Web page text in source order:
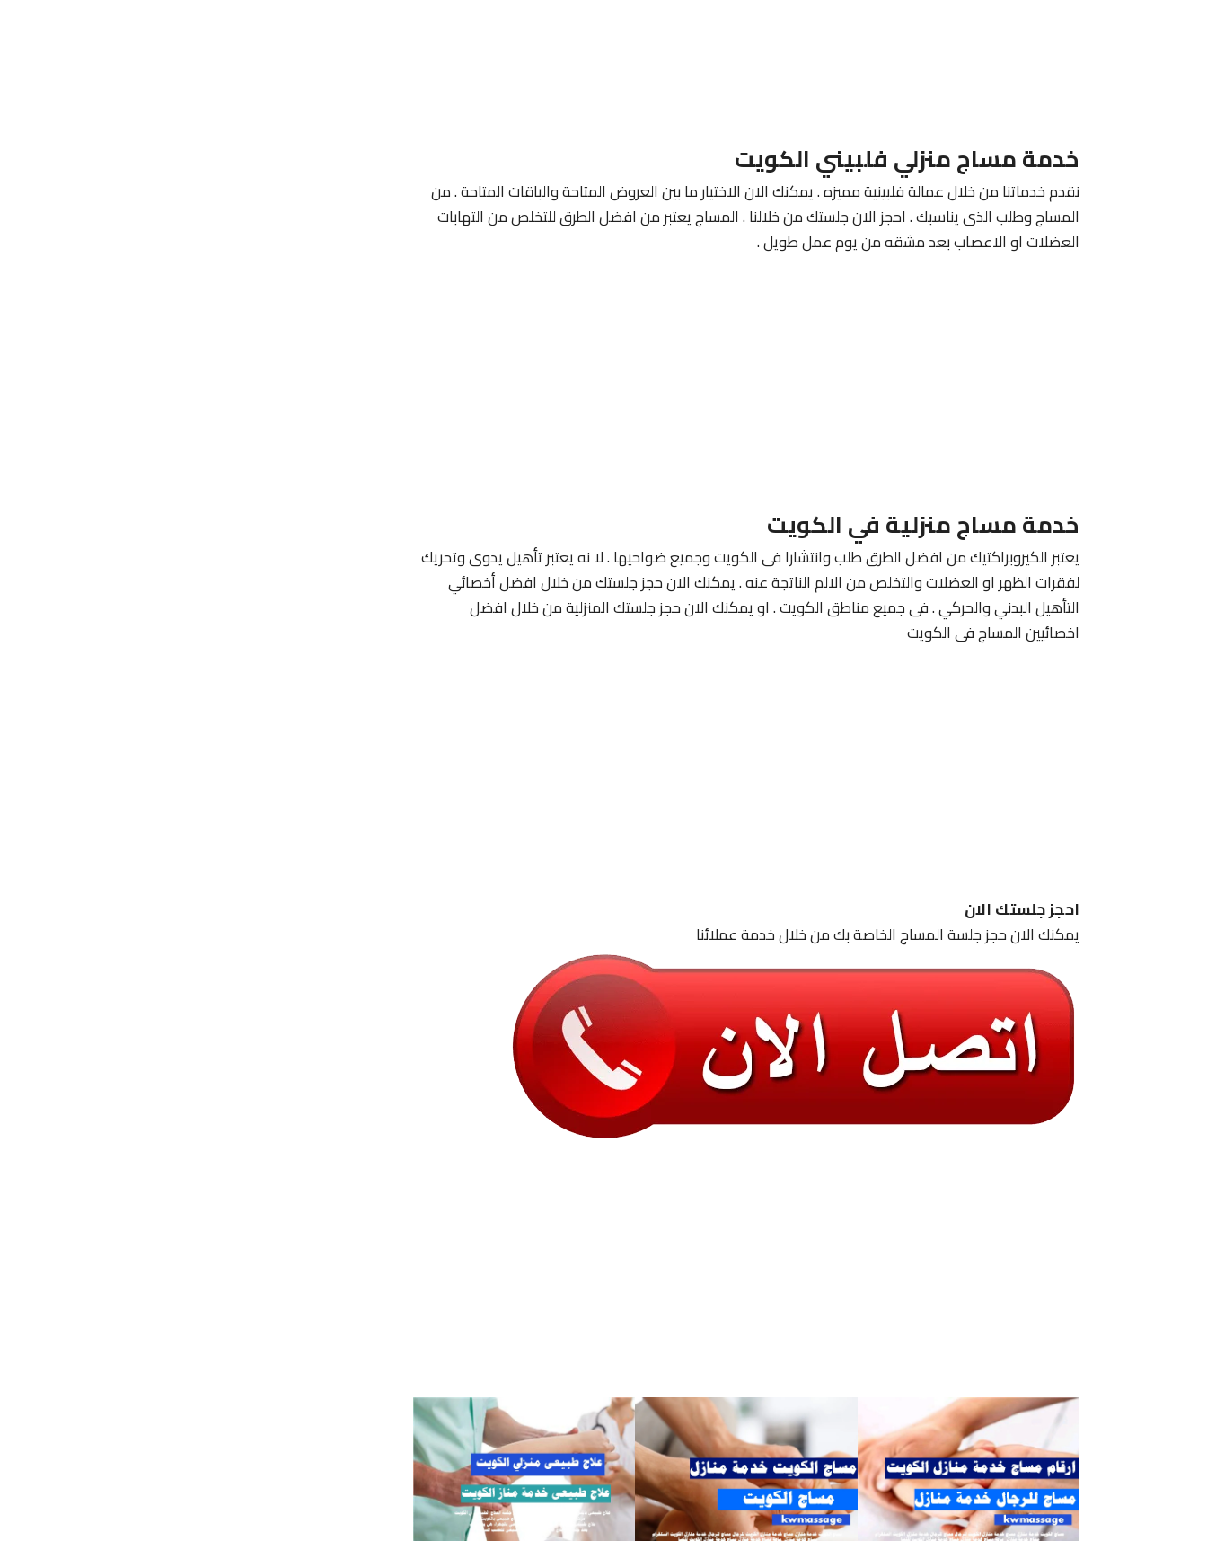
خدمة مساج منزلي فلبيني الكويت
نقدم خدماتنا من خلال عمالة فلبينية مميزه . يمكنك الان الاختيار ما بين العروض المتاحة والباقات المتاحة . من
المساج وطلب الذى يناسبك . احجز الان جلستك من خلالنا . المساج يعتبر من افضل الطرق للتخلص من التهابات
العضلات او الاعصاب بعد مشقه من يوم عمل طويل .
خدمة مساج منزلية في الكويت
يعتبر الكيروبراكتيك من افضل الطرق طلب وانتشارا فى الكويت وجميع ضواحيها . لا نه يعتبر تأهيل يدوى وتحريك
لفقرات الظهر او العضلات والتخلص من الالم الناتجة عنه . يمكنك الان حجز جلستك من خلال افضل أخصائي
التأهيل البدني والحركي . فى جميع مناطق الكويت . او يمكنك الان حجز جلستك المنزلية من خلال افضل
اخصائيين المساج فى الكويت
احجز جلستك الان
يمكنك الان حجز جلسة المساج الخاصة بك من خلال خدمة عملائنا